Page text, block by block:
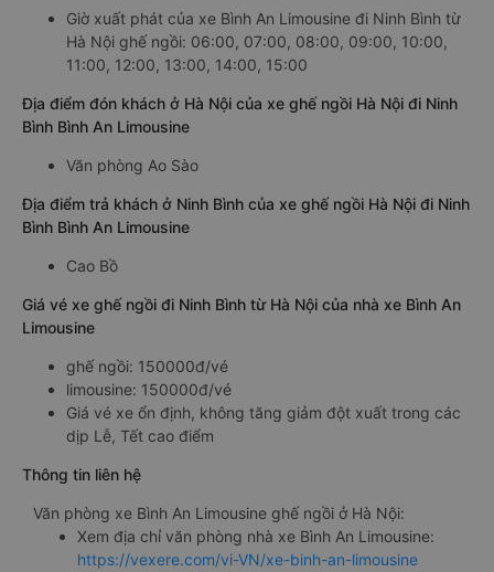
Giờ xuất phát của xe Bình An Limousine đi Ninh Bình từ
Hà Nội ghế ngồi: 06:00, 07:00, 08:00, 09:00, 10:00,
11:00, 12:00, 13:00, 14:00, 15:00
Địa điểm đón khách ở Hà Nội của xe ghế ngồi Hà Nội đi Ninh
Bình Bình An Limousine
Văn phòng Ao Sào
Địa điểm trả khách ở Ninh Bình của xe ghế ngồi Hà Nội đi Ninh
Bình Bình An Limousine
Cao Bồ
Giá vé xe ghế ngồi đi Ninh Bình từ Hà Nội của nhà xe Bình An
Limousine
ghế ngồi: 150000đ/vé
limousine: 150000đ/vé
Giá vé xe ổn định, không tăng giảm đột xuất trong các
dịp Lễ, Tết cao điểm
Thông tin liên hệ
Văn phòng xe Bình An Limousine ghế ngồi ở Hà Nội:
Xem địa chỉ văn phòng nhà xe Bình An Limousine:
https://vexere.com/vi-VN/xe-binh-an-limousine